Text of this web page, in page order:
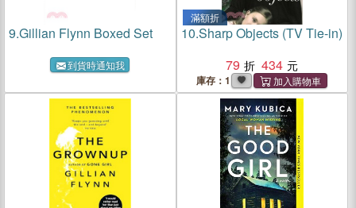
9.Gillian Flynn Boxed Set
到貨時通知我
滿額折
10.Sharp Objects (TV Tie-in)
79
434
庫存：1